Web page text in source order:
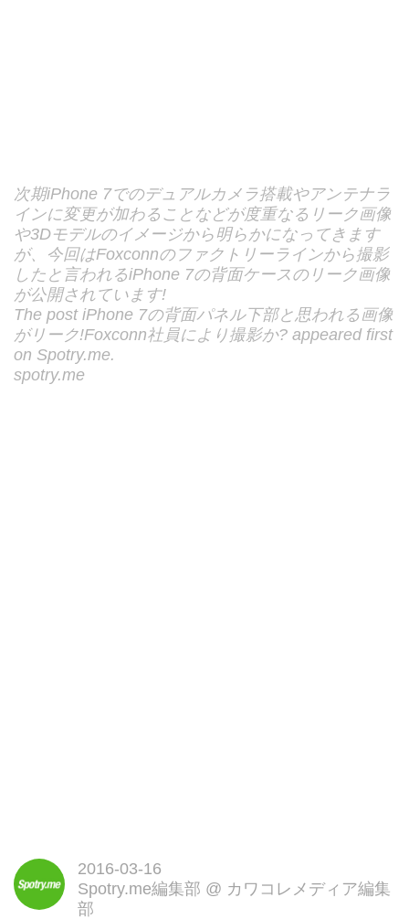
次期iPhone 7でのデュアルカメラ搭載やアンテナラ
インに変更が加わることなどが度重なるリーク画像
や3Dモデルのイメージから明らかになってきます
が、今回はFoxconnのファクトリーラインから撮影
したと言われるiPhone 7の背面ケースのリーク画像
が公開されています!
The post iPhone 7の背面パネル下部と思われる画像
がリーク!Foxconn社員により撮影か? appeared first
on Spotry.me.
spotry.me
2016-03-16
Spotry.me編集部 @ カワコレメディア編集
部